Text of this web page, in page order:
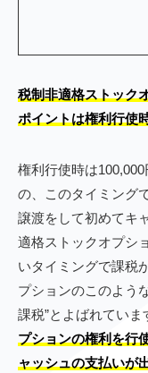
税制非適格ストック
ポイントは権利行使
権利行使時は
の、このタイミング
譲渡をして初めてキ
適格ストックオプシ
いタイミングで課税
プションのこのよう
課税”とよばれていま
プションの権利を行
ャッシュの支払いが